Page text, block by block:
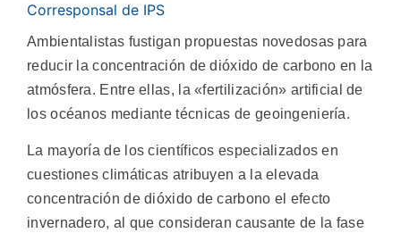
Corresponsal de IPS
Ambientalistas fustigan propuestas novedosas para
reducir la concentración de dióxido de carbono en la
atmósfera. Entre ellas, la «fertilización» artificial de
los océanos mediante técnicas de geoingeniería.
La mayoría de los científicos especializados en
cuestiones climáticas atribuyen a la elevada
concentración de dióxido de carbono el efecto
invernadero, al que consideran causante de la fase